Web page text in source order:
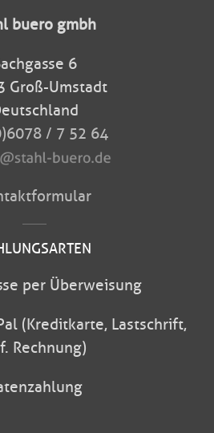
buero gmbh
6
Groß-Umstadt
/ 7 52 64
per Überweisung
(Kreditkarte, Lastschrift,
Rechnung)